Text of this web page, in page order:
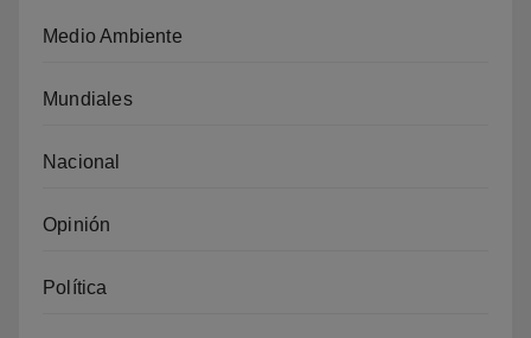
Medio Ambiente
Mundiales
Nacional
Opinión
Política